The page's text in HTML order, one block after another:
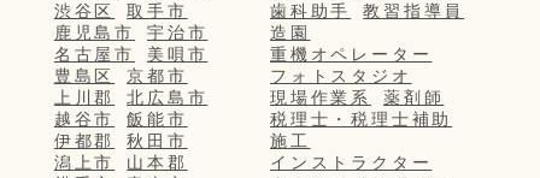
渋谷区
取手市
鹿児島市
宇治市
名古屋市
美唄市
豊島区
京都市
上川郡
北広島市
越谷市
飯能市
伊都郡
秋田市
潟上市
山本郡
歯科助手
教習指導員
造園
重機オペレーター
フォトスタジオ
現場作業系
薬剤師
税理士・税理士補助
施工
インストラクター